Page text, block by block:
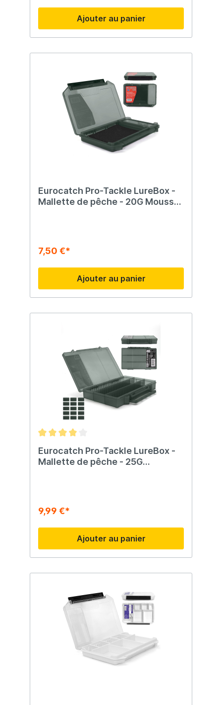
Ajouter au panier
Eurocatch Pro-Tackle LureBox -
Mallette de pêche - 20G Mousse
7,50 €*
Ajouter au panier
Eurocatch Pro-Tackle LureBox -
Mallette de pêche - 25G
9,99 €*
Ajouter au panier